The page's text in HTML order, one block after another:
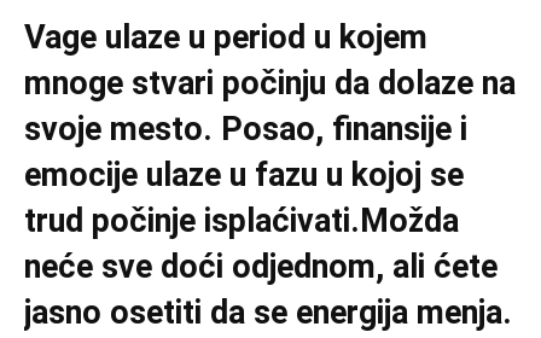
Vage ulaze u period u kojem
mnoge stvari počinju da dolaze na
svoje mesto. Posao, finansije i
emocije ulaze u fazu u kojoj se
trud počinje isplaćivati.Možda
neće sve doći odjednom, ali ćete
jasno osetiti da se energija menja.